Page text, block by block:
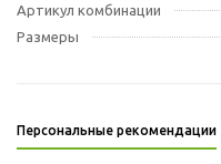
Артикул комбинации
Размеры
Персональные рекомендации